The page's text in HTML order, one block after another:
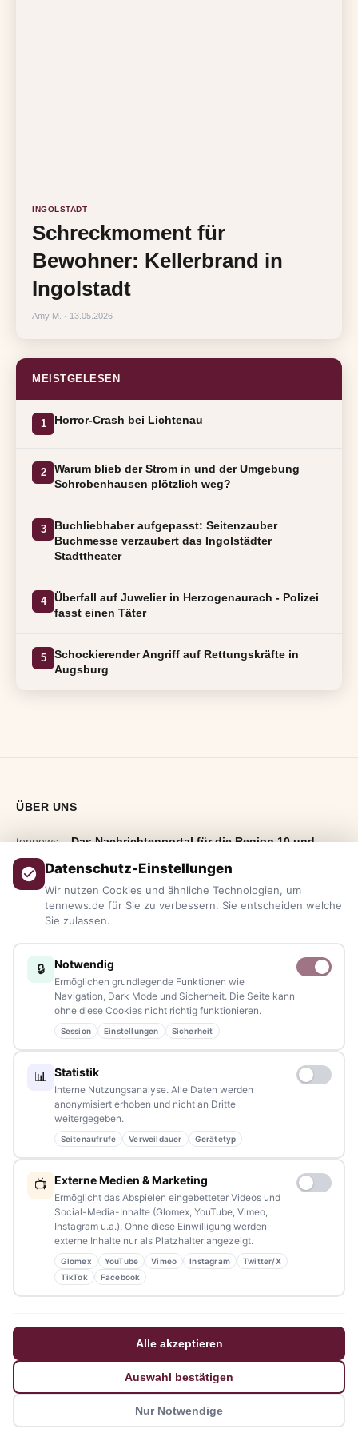
INGOLSTADT
Schreckmoment für
Bewohner: Kellerbrand in
Ingolstadt
Amy M. · 13.05.2026
MEISTGELESEN
1 Horror-Crash bei Lichtenau
2
Warum blieb der Strom in und der Umgebung
Schrobenhausen plötzlich weg?
3
Buchliebhaber aufgepasst: Seitenzauber
Buchmesse verzaubert das Ingolstädter
Stadttheater
4
Überfall auf Juwelier in Herzogenaurach - Polizei
fasst einen Täter
5
Schockierender Angriff auf Rettungskräfte in
Augsburg
ÜBER UNS
tennews –Das Nachrichtenportal für die Region 10 und
Bayern.
Aktuelle News, Hintergründe, Service und Freizeittipps
aus allen Regionen, Städten und Landkreisen.
Blaulicht, von Kultur bis Sport, von Alltagstipps bis
Veranstaltungen– immer aktuell, immer aus Ihrer Nähe.
Sie haben ein Thema, spannende Fotos oder Videos, oder
kennen eine Geschichte, die erzählt werden sollte?
Schreiben Sie uns – gemeinsam mit unseren Leserinnen und
Lesern bleiben wir am Puls der Zeit.
Partnerschaften:info@tennews.de
Redaktion:redaktion@tennews.de
NAVIGATION
Stellenanzeigen
Datenschutzerklärung
Barrierefreiheitserklärung
Datenschutz-Einstellungen
Wir nutzen Cookies und ähnliche Technologien, um
tennews.de für Sie zu verbessern. Sie entscheiden welche
Sie zulassen.
🔒 Notwendig
Ermöglichen grundlegende Funktionen wie
Navigation, Dark Mode und Sicherheit. Die Seite kann
ohne diese Cookies nicht richtig funktionieren.
Session Einstellungen Sicherheit
📊 Statistik
Interne Nutzungsanalyse. Alle Daten werden
anonymisiert erhoben und nicht an Dritte
weitergegeben.
Seitenaufrufe Verweildauer Gerätetyp
📺 Externe Medien & Marketing
Ermöglicht das Abspielen eingebetteter Videos und
Social-Media-Inhalte (Glomex, YouTube, Vimeo,
Instagram u.a.). Ohne diese Einwilligung werden
externe Inhalte nur als Platzhalter angezeigt.
Glomex YouTube Vimeo Instagram
Twitter/X
TikTok
Facebook
Alle akzeptieren
Auswahl bestätigen
Nur Notwendige